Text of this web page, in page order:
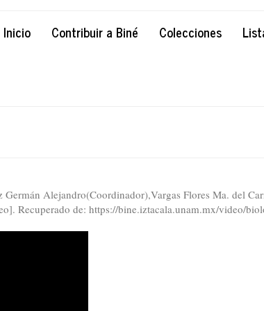
Inicio Contribuir a Biné Colecciones
Alejandro(Coordinador),Vargas Flores Ma. del
Recuperado de: https://bine.iztacala.unam.mx/video/